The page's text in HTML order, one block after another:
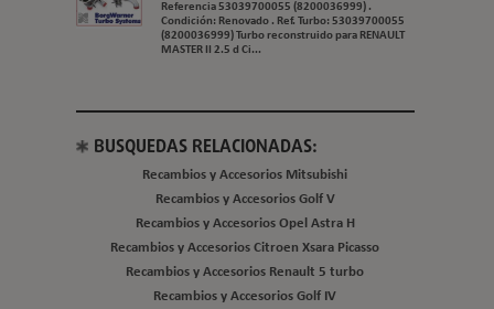
Referencia 53039700055 (8200036999) .
Condición: Renovado . Ref. Turbo: 53039700055
(8200036999) Turbo reconstruido para RENAULT
MASTER II 2.5 d Ci...
BUSQUEDAS RELACIONADAS:
Recambios y Accesorios Mitsubishi
Recambios y Accesorios Golf V
Recambios y Accesorios Opel Astra H
Recambios y Accesorios Citroen Xsara Picasso
Recambios y Accesorios Renault 5 turbo
Recambios y Accesorios Golf IV